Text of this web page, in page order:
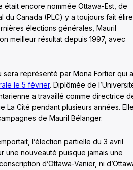
était encore nommée Ottawa-Est, de
du Canada (PLC) y a toujours fait élire
élections générales, Mauril
meilleur résultat depuis 1997, avec
sera représenté par Mona Fortier qui a
le 5 février. Diplômée de
a travaillé comme directrice
La Cité pendant plusieurs années.
de Mauril Bélanger.
l’élection partielle du 3 avril
une nouveauté puisque jamais une
d’Ottawa-Vanier, ni